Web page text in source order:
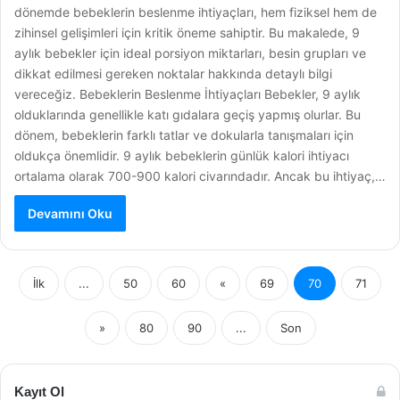
dönemde bebeklerin beslenme ihtiyaçları, hem fiziksel hem de
zihinsel gelişimleri için kritik öneme sahiptir. Bu makalede, 9
aylık bebekler için ideal porsiyon miktarları, besin grupları ve
dikkat edilmesi gereken noktalar hakkında detaylı bilgi
vereceğiz. Bebeklerin Beslenme İhtiyaçları Bebekler, 9 aylık
olduklarında genellikle katı gıdalara geçiş yapmış olurlar. Bu
dönem, bebeklerin farklı tatlar ve dokularla tanışmaları için
oldukça önemlidir. 9 aylık bebeklerin günlük kalori ihtiyacı
ortalama olarak 700-900 kalori civarındadır. Ancak bu ihtiyaç,…
Devamını Oku
İlk ... 50 60 « 69 70 71
» 80 90 ... Son
Kayıt Ol